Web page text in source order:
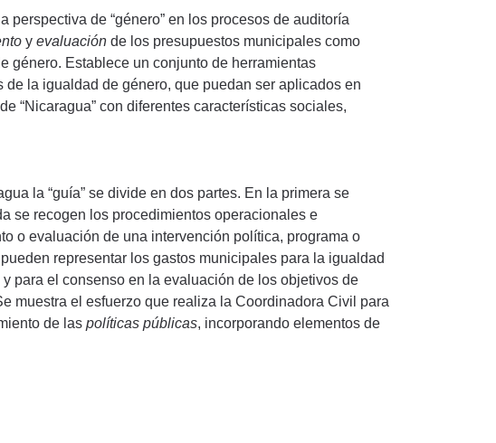
de “género” en los procesos de auditoría
y evaluación de los presupuestos municipales como
género. Establece un conjunto de herramientas
la igualdad de género, que puedan ser aplicados en
de “Nicaragua” con diferentes características sociales,
la “guía” se divide en dos partes. En la primera se
se recogen los procedimientos operacionales e
o evaluación de una intervención política, programa o
representar los gastos municipales para la igualdad
para el consenso en la evaluación de los objetivos de
muestra el esfuerzo que realiza la Coordinadora Civil para
de las políticas públicas, incorporando elementos de